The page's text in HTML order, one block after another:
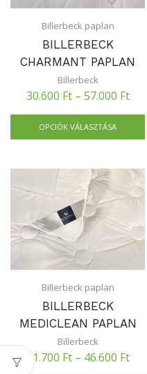
Billerbeck paplan
BILLERBECK
CHARMANT PAPLAN
Billerbeck
30.600 Ft– 57.000 Ft
OPCIÓK VÁLASZTÁSA
Billerbeck paplan
BILLERBECK
MEDICLEAN PAPLAN
Billerbeck
31.700 Ft– 46.600 Ft